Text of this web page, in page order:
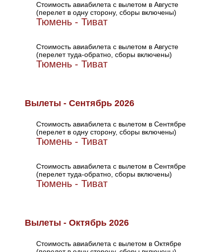
Стоимость авиабилета с вылетом в Августе
(перелет в одну сторону, сборы включены)
Тюмень - Тиват
Стоимость авиабилета с вылетом в Августе
(перелет туда-обратно, сборы включены)
Тюмень - Тиват
Вылеты - Сентябрь 2026
Стоимость авиабилета с вылетом в Сентябре
(перелет в одну сторону, сборы включены)
Тюмень - Тиват
Стоимость авиабилета с вылетом в Сентябре
(перелет туда-обратно, сборы включены)
Тюмень - Тиват
Вылеты - Октябрь 2026
Стоимость авиабилета с вылетом в Октябре